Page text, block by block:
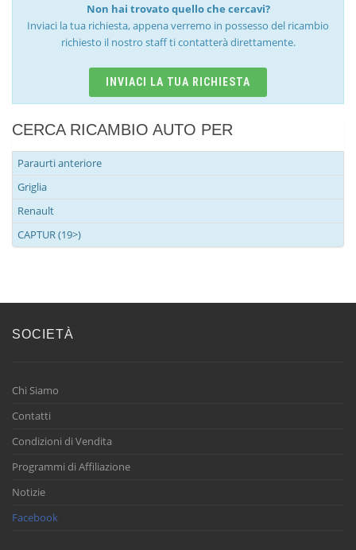
Non hai trovato quello che cercavi?
Inviaci la tua richiesta, appena verremo in possesso del ricambio
richiesto il nostro staff ti contatterà direttamente.
INVIACI LA TUA RICHIESTA
CERCA RICAMBIO AUTO PER
Paraurti anteriore
Griglia
Renault
CAPTUR (19>)
SOCIETÀ
Chi Siamo
Contatti
Condizioni di Vendita
Programmi di Affiliazione
Notizie
Facebook